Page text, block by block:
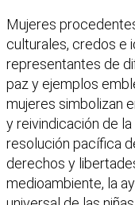
Mujeres
culturales, credos e
representantes de
paz y ejemplos
mujeres simbolizan
y reivindicación de
resolución pacífica
derechos y
medioambiente, la